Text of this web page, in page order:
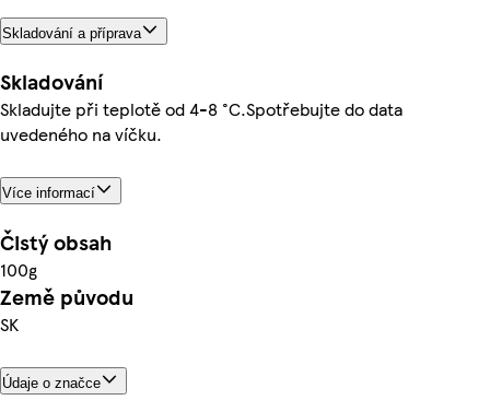
Skladování a příprava
Skladování
Skladujte při teplotě od 4-8 °C.Spotřebujte do data
uvedeného na víčku.
Více informací
Čistý obsah
100g
Země původu
SK
Údaje o značce